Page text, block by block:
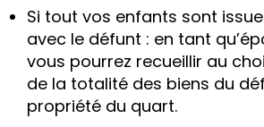
Si tout vos enfants sont
avec le défunt : en tant
vous pourrez recueillir au
de la totalité des biens du
propriété du quart.